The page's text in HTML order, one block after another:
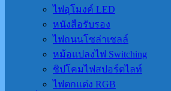
ไฟอุโมงค์ LED
หนังสือรับรอง
ไฟถนนโซล่าเชลล์
หม้อแปลงไฟ Switching
ชิปโคมไฟสปอร์ตไลท์
ไฟตกแต่ง RGB